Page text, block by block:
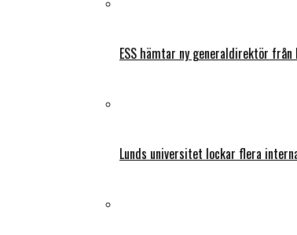
ESS hämtar ny generaldirektör
Lunds universitet lockar flera